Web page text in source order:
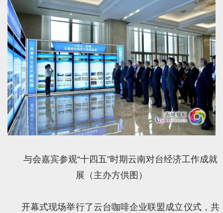
与会嘉宾参观“十四五”时期云南对台经济工作成就
展（主办方供图）
开幕式现场举行了云台咖啡企业联盟成立仪式，共